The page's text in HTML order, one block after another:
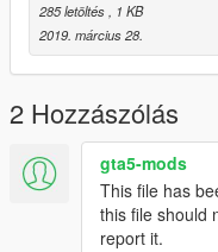
285 letöltés, 1 KB
2019. március 28.
2 Hozzászólás
gta5-mods
This file has
this file should
report it.